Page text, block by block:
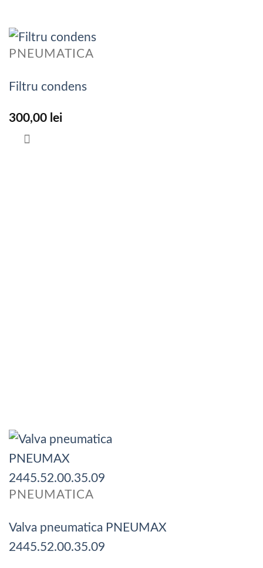
PNEUMATICA
Filtru condens
300,00 lei
PNEUMATICA
Valva pneumatica PNEUMAX
2445.52.00.35.09